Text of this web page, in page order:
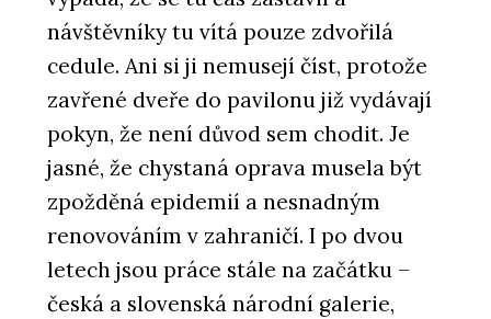
návštěvníky tu vítá pouze zdvořilá
cedule. Ani si ji nemusejí číst, protože
zavřené dveře do pavilonu již vydávají
pokyn, že není důvod sem chodit. Je
jasné, že chystaná oprava musela být
zpožděná epidemií a nesnadným
renovováním v zahraničí. I po dvou
letech jsou práce stále na začátku –
česká a slovenská národní galerie,